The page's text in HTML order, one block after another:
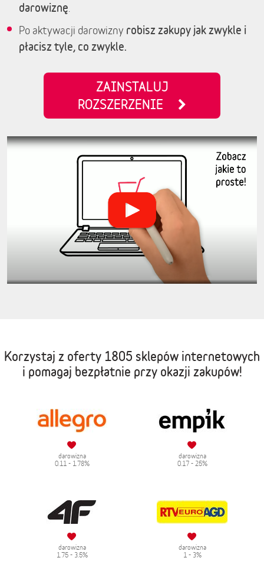
darowiznę
Po aktywacji darowizny robisz zakupy jak zwykle i
płacisz tyle, co zwykle.
ZAINSTALUJ
ROZSZERZENIE
Korzystaj z oferty 1805 sklepów internetowych
i pomagaj bezpłatnie przy okazji zakupów!
darowizna
0.11 - 1.78%
darowizna
0.17 - 25%
darowizna
1.75 - 3.5%
darowizna
1 - 3%